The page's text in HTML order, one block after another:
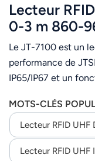
Lecteur
0-3 m 860-
Le JT-7100 est un
performance de
IP65/IP67 et un
RF TM200, il prend
la fréquence 860-
à 33 dBm, une
plus de 700
MOTS-CLÉS
Lecteur RFID UHF
Lecteur RFID UHF